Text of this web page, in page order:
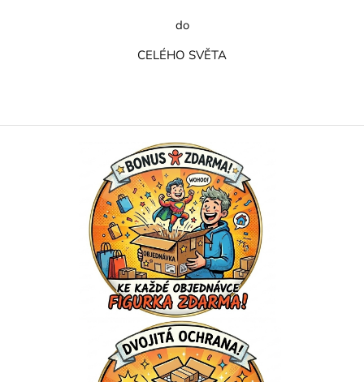
do
CELÉHO SVĚTA